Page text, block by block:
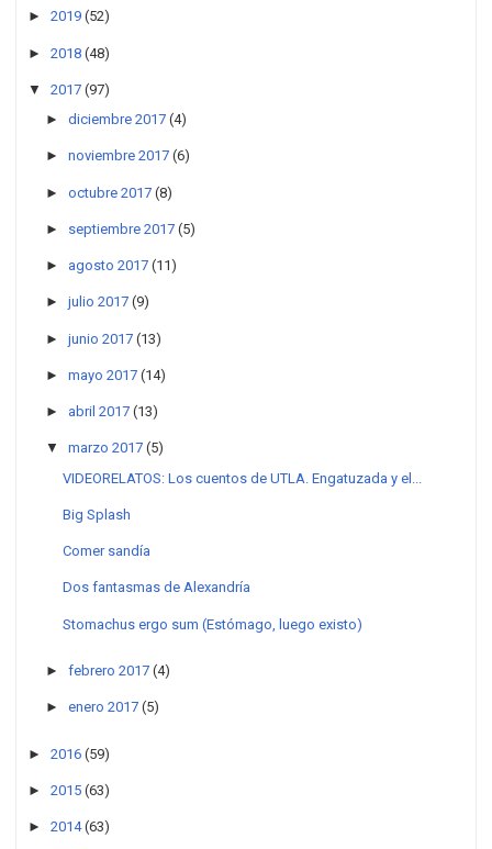
► 2019 (52)
► 2018 (48)
▼ 2017 (97)
► diciembre 2017 (4)
► noviembre 2017 (6)
► octubre 2017 (8)
► septiembre 2017 (5)
► agosto 2017 (11)
► julio 2017 (9)
► junio 2017 (13)
► mayo 2017 (14)
► abril 2017 (13)
▼ marzo 2017 (5)
VIDEORELATOS: Los cuentos de UTLA. Engatuzada y el...
Big Splash
Comer sandía
Dos fantasmas de Alexandría
Stomachus ergo sum (Estómago, luego existo)
► febrero 2017 (4)
► enero 2017 (5)
► 2016 (59)
► 2015 (63)
► 2014 (63)